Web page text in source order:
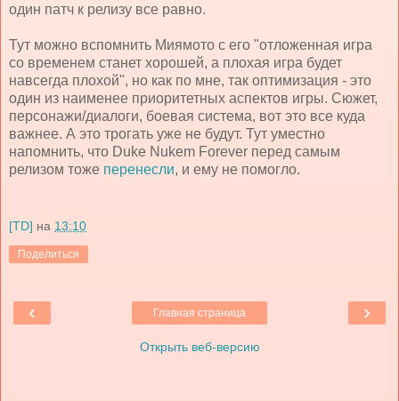
один патч к релизу все равно.
Тут можно вспомнить Миямото с его "отложенная игра
со временем станет хорошей, а плохая игра будет
навсегда плохой", но как по мне, так оптимизация - это
один из наименее приоритетных аспектов игры. Сюжет,
персонажи/диалоги, боевая система, вот это все куда
важнее. А это трогать уже не будут. Тут уместно
напомнить, что Duke Nukem Forever перед самым
релизом тоже перенесли, и ему не помогло.
[TD] на 13:10
Поделиться
‹ ›
Главная страница
Открыть веб-версию